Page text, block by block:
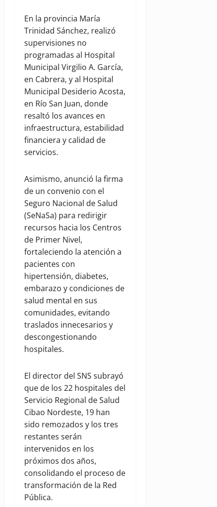
En la provincia María
Trinidad Sánchez, realizó
supervisiones no
programadas al Hospital
Municipal Virgilio A. García,
en Cabrera, y al Hospital
Municipal Desiderio Acosta,
en Río San Juan, donde
resaltó los avances en
infraestructura, estabilidad
financiera y calidad de
servicios.
Asimismo, anunció la firma
de un convenio con el
Seguro Nacional de Salud
(SeNaSa) para redirigir
recursos hacia los Centros
de Primer Nivel,
fortaleciendo la atención a
pacientes con
hipertensión, diabetes,
embarazo y condiciones de
salud mental en sus
comunidades, evitando
traslados innecesarios y
descongestionando
hospitales.
El director del SNS subrayó
que de los 22 hospitales del
Servicio Regional de Salud
Cibao Nordeste, 19 han
sido remozados y los tres
restantes serán
intervenidos en los
próximos dos años,
consolidando el proceso de
transformación de la Red
Pública.